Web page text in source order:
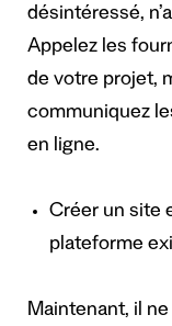
désintéressé,
Appelez les
de votre projet,
communiquez
en ligne.
Créer un site
plateforme
Maintenant, il